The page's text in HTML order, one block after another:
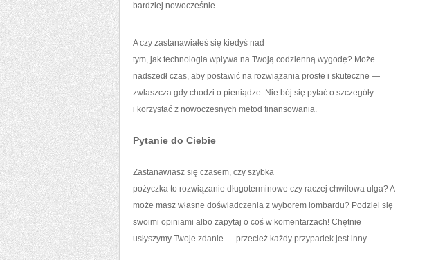
bardziej nowocześnie.
A czy zastanawiałeś się kiedyś nad
tym, jak technologia wpływa na Twoją codzienną wygodę? Może
nadszedł czas, aby postawić na rozwiązania proste i skuteczne —
zwłaszcza gdy chodzi o pieniądze. Nie bój się pytać o szczegóły
i korzystać z nowoczesnych metod finansowania.
Pytanie do Ciebie
Zastanawiasz się czasem, czy szybka
pożyczka to rozwiązanie długoterminowe czy raczej chwilowa ulga? A
może masz własne doświadczenia z wyborem lombardu? Podziel się
swoimi opiniami albo zapytaj o coś w komentarzach! Chętnie
usłyszymy Twoje zdanie — przecież każdy przypadek jest inny.